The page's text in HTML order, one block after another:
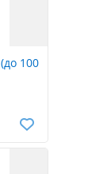
100